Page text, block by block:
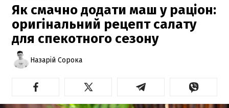
Як смачно додати маш у раціон:
оригінальний рецепт салату
для спекотного сезону
Назарій Сорока